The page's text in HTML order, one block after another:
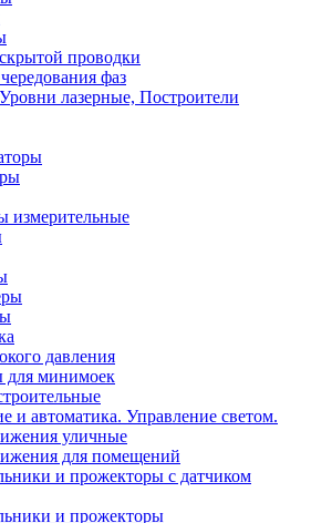
проводки
фаз
лазерные, Построители
измерительные
давления
для минимоек
и автоматика. Управление светом.
уличные
для помещений
и прожекторы с датчиком
и прожекторы